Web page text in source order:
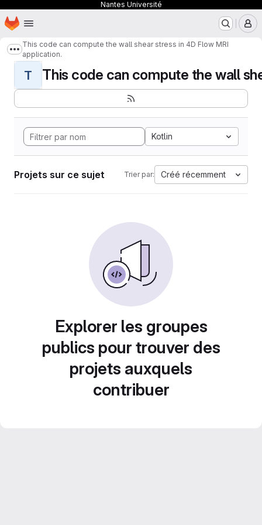
Nantes Université
Passer au contenu principal
Page d'accueil
Afficher davantage de fils d'Ariane
This code can compute the wall shear stress in 4D Flow MRI
application.
T This code can compute the wall
Kotlin
Projets sur ce sujet Trier par: Créé récemment
Explorer les groupes
publics pour trouver des
projets auxquels
contribuer